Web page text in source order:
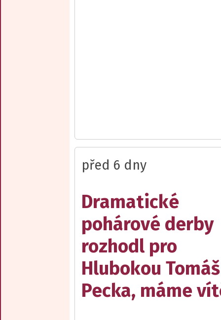
před 6 dny
Dramatické
pohárové derby
rozhodl pro
Hlubokou Tomáš
Pecka, máme